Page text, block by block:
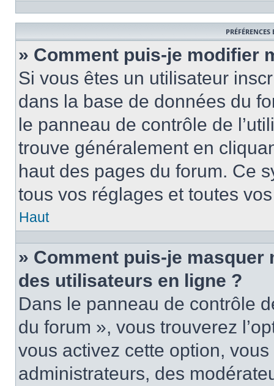
» Comment puis-je modifier
Si vous êtes un utilisateur
dans la base de données du
le panneau de contrôle de
trouve généralement en
haut des pages du forum. Ce
tous vos réglages et toutes
Haut
» Comment puis-je masquer
des utilisateurs en ligne ?
Dans le panneau de contrôle
du forum », vous trouverez
vous activez cette option,
administrateurs, des